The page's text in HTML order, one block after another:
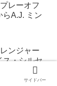
レーオフ
らA.J. ミン
ンジャー
ス・シルセ
サイドバー